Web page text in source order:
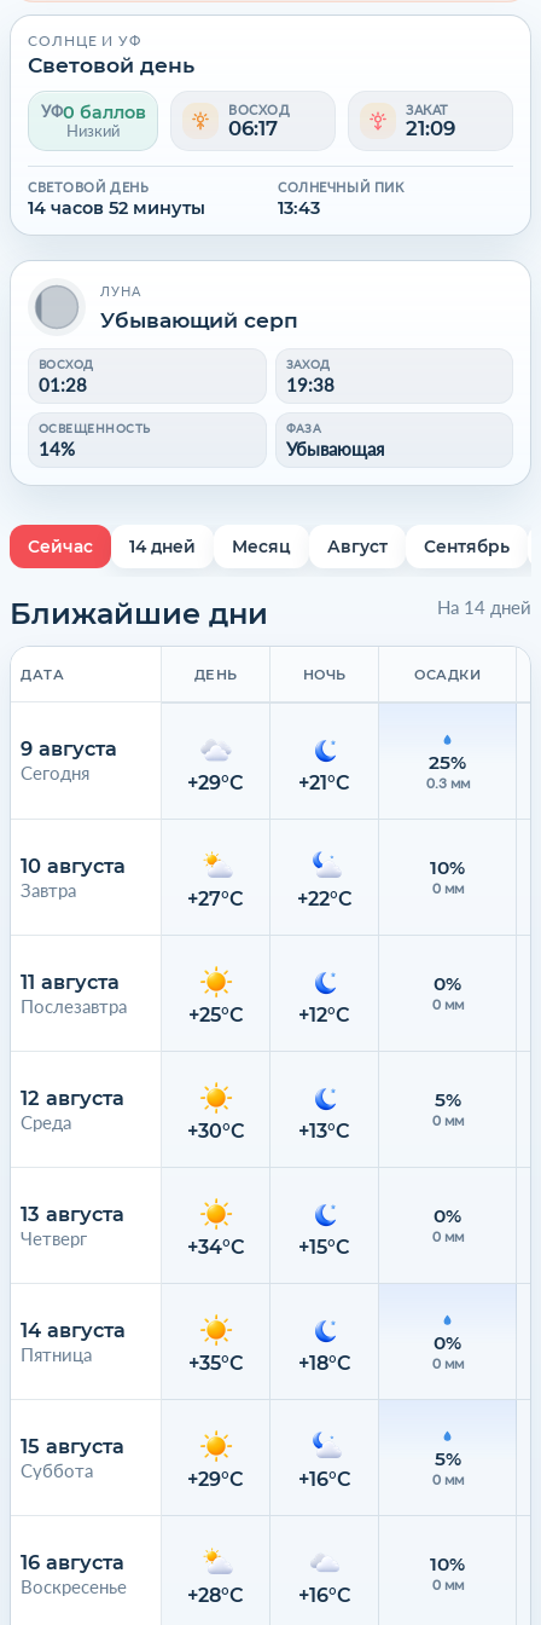
СОЛНЦЕ И УФ
Световой день
УФ0 баллов
Низкий
ВОСХОД
06:17
ЗАКАТ
21:09
СВЕТОВОЙ ДЕНЬ
14 часов 52 минуты
СОЛНЕЧНЫЙ ПИК
13:43
ЛУНА
Убывающий серп
ВОСХОД
01:28
ЗАХОД
19:38
ОСВЕЩЕННОСТЬ
14%
ФАЗА
Убывающая
Сейчас 14 дней Месяц Август Сентябрь
Ближайшие дни На 14 дней
ДАТА
9 августа
Сегодня
10 августа
Завтра
11 августа
Послезавтра
12 августа
Среда
13 августа
Четверг
14 августа
Пятница
15 августа
Суббота
16 августа
Воскресенье
ДЕНЬ НОЧЬ ОСАДКИ
+29°C +21°C
25%
0.3 мм
+27°C +22°C
10%
0 мм
+25°C +12°C
0%
0 мм
+30°C +13°C
5%
0 мм
+34°C +15°C
0%
0 мм
+35°C +18°C
0%
0 мм
+29°C +16°C
5%
0 мм
+28°C +16°C
10%
0 мм